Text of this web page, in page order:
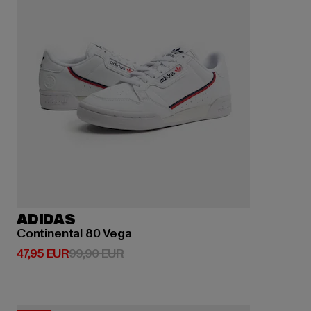
ADIDAS
Continental 80 Vega
47,95 EUR
Prix courant: 47,95 EUR
99,90 EURPrix en promotion: 99,90 EUR